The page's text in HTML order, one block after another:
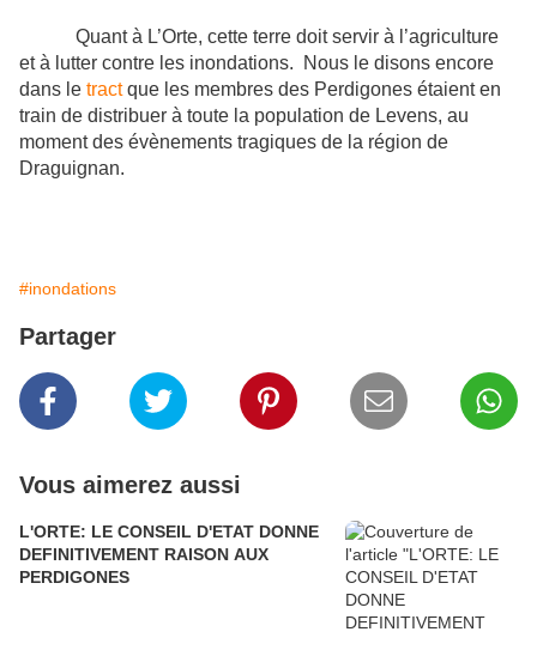
Quant à L’Orte, cette terre doit servir à l’agriculture
et à lutter contre les inondations. Nous le disons encore
dans le tractque les membres des Perdigones étaient en
train de distribuer à toute la population de Levens, au
moment des évènements tragiques de la région de
Draguignan.
#inondations
Partager
Vous aimerez aussi
L'ORTE: LE CONSEIL D'ETAT DONNE
DEFINITIVEMENT RAISON AUX
PERDIGONES